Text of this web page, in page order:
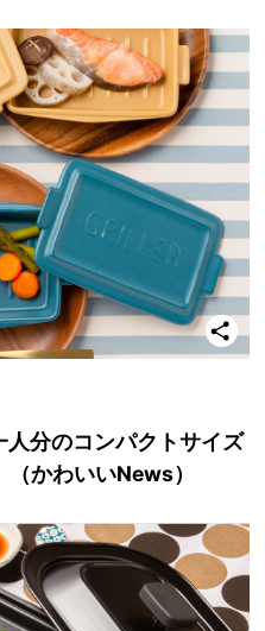
人分のコンパクトサイズ
かわいいNews）